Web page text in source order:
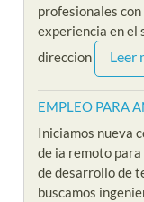
profesionales
experiencia en el
direccion
Leer
EMPLEO PARA
Iniciamos nueva
de ia remoto
de desarrollo de
buscamos